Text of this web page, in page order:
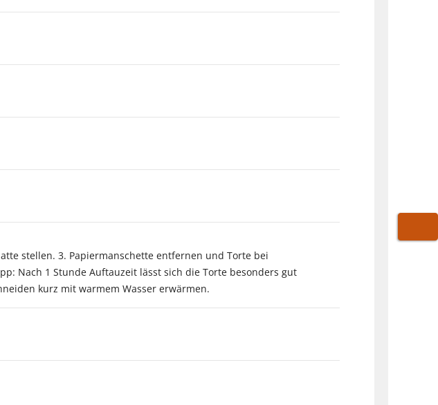
stellen. 3. Papiermanschette entfernen und Torte bei
Nach 1 Stunde Auftauzeit lässt sich die Torte besonders gut
kurz mit warmem Wasser erwärmen.